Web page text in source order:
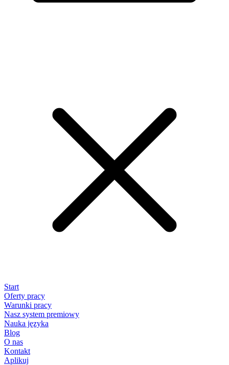
Start
Oferty pracy
Warunki pracy
Nasz system premiowy
Nauka języka
Blog
O nas
Kontakt
Aplikuj